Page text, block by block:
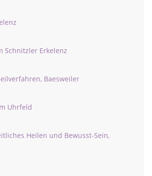
Schnitzler Erkelenz
Baesweiler
Uhrfeld
Heilen und Bewusst-Sein,